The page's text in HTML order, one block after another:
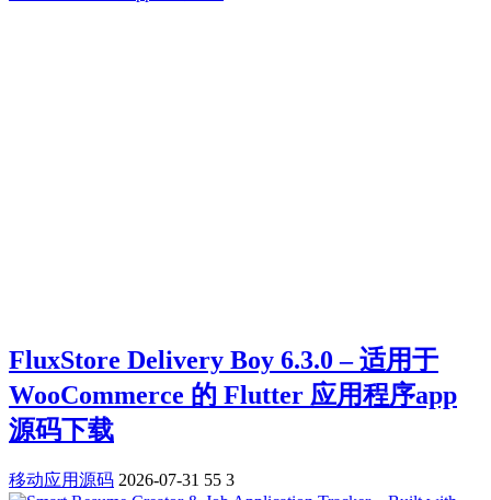
FluxStore Delivery Boy 6.3.0 – 适用于
WooCommerce 的 Flutter 应用程序app
源码下载
移动应用源码 2026-07-31 55 3